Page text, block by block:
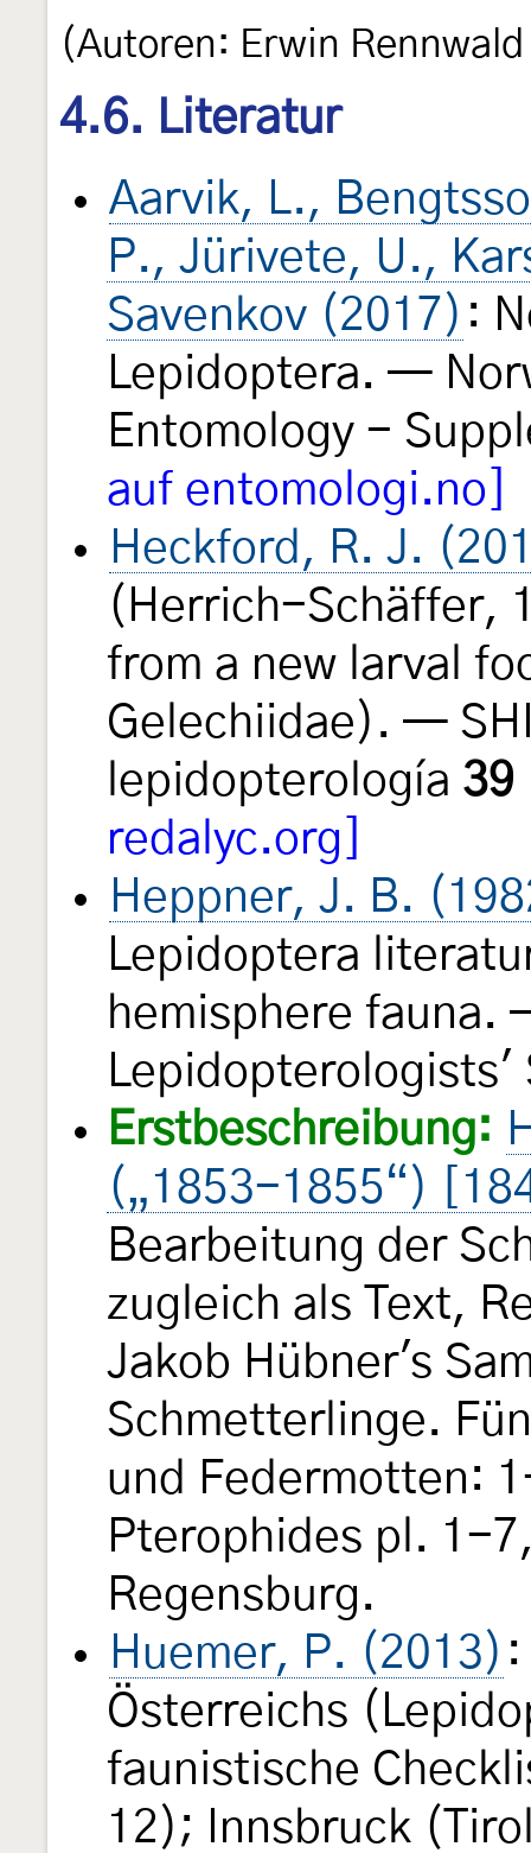
(Autoren: Erwin
4.6. Literatur
Aarvik, L.,
P., Jürivete, U.,
Savenkov (2017) :
Lepidoptera. —
Entomology -
auf entomologi.no]
Heckford, R. J.
(Herrich-Schäffer,
from a new larval
Gelechiidae). —
lepidopterología 39
redalyc.org]
Heppner, J. B.
Lepidoptera
hemisphere fauna.
Erstbeschreibung:
(„1853-1855“)
Bearbeitung der
zugleich als Text,
Jakob Hübner's
Schmetterlinge.
und Federmotten:
Pterophides pl. 1-
Regensburg.
Huemer, P. (2013)
Österreichs
faunistische
12); Innsbruck